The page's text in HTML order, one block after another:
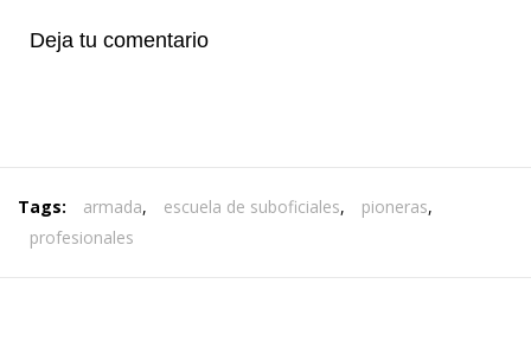
Deja tu comentario
Tags: armada, escuela de suboficiales, pioneras,
profesionales